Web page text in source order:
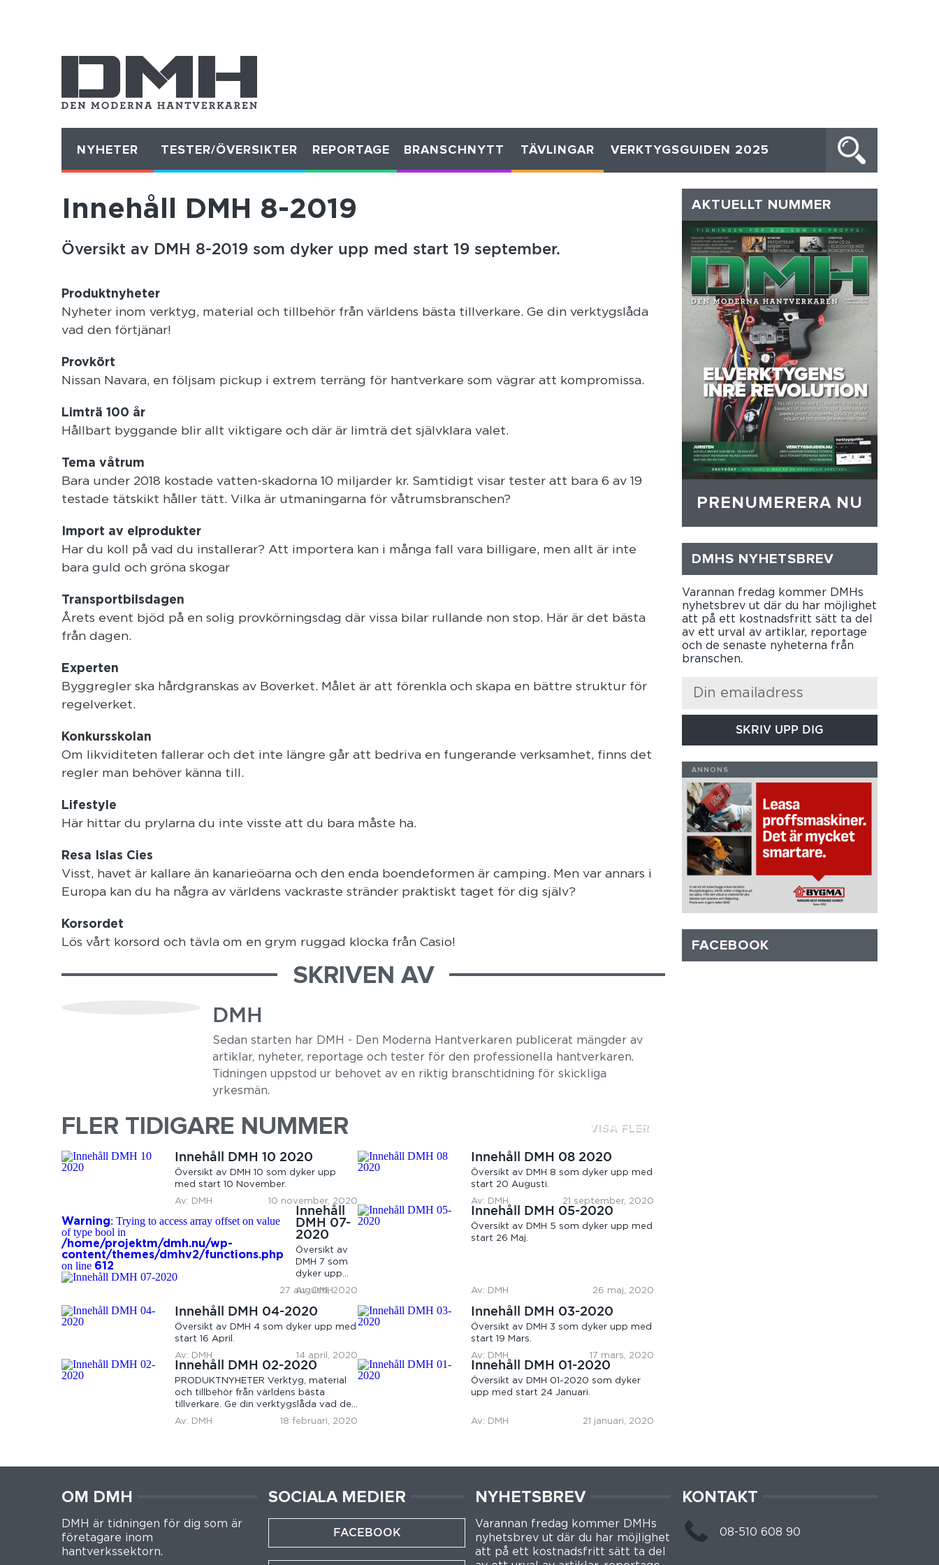
NYHETER TESTER/ÖVERSIKTER REPORTAGE BRANSCHNYTT TÄVLINGAR VERKTYGSGUIDEN 2025
Innehåll DMH 8-2019
Översikt av DMH 8-2019 som dyker upp med start 19 september.
Produktnyheter
Nyheter inom verktyg, material och tillbehör från världens bästa tillverkare. Ge din verktygslåda
vad den förtjänar!
Provkört
Nissan Navara, en följsam pickup i extrem terräng för hantverkare som vägrar att kompromissa.
Limträ 100 år
Hållbart byggande blir allt viktigare och där är limträ det självklara valet.
Tema våtrum
Bara under 2018 kostade vatten-skadorna 10 miljarder kr. Samtidigt visar tester att bara 6 av 19
testade tätskikt håller tätt. Vilka är utmaningarna för våtrumsbranschen?
mport av elprodukter
Har du koll på vad du installerar? Att importera kan i många fall vara billigare, men allt är inte
bara guld och gröna skogar
Transportbilsdagen
Årets event bjöd på en solig provkörningsdag där vissa bilar rullande non stop. Här är det bästa
från dagen.
Experten
Byggregler ska hårdgranskas av Boverket. Målet är att förenkla och skapa en bättre struktur för
regelverket.
Konkursskolan
Om likviditeten fallerar och det inte längre går att bedriva en fungerande verksamhet, finns det
regler man behöver känna till.
Lifestyle
Här hittar du prylarna du inte visste att du bara måste ha.
Resa Islas Cies
Visst, havet är kallare än kanarieöarna och den enda boendeformen är camping. Men var annars i
Europa kan du ha några av världens vackraste stränder praktiskt taget för dig själv?
Korsordet
Lös vårt korsord och tävla om en grym ruggad klocka från Casio!
SKRIVEN AV
DMH
Sedan starten har DMH - Den Moderna Hantverkaren publicerat mängder av
artiklar, nyheter, reportage och tester för den professionella hantverkaren.
Tidningen uppstod ur behovet av en riktig branschtidning för skickliga
yrkesmän.
FLER TIDIGARE NUMMER VISA FLER
Innehåll DMH 10 2020
Översikt av DMH 10 som dyker upp
med start 10 November.
Av: DMH
10 november, 2020
Innehåll DMH 08 2020
Översikt av DMH 8 som dyker upp med
start 20 Augusti.
Av: DMH
21 september, 2020
Warning: Trying to access array offset on value
of type bool in
/home/projektm/dmh.nu/wp-
content/themes/dmhv2/functions.php
on line 612
Innehåll
DMH 07-
2020
Översikt av
DMH 7 som
dyker upp
med start 20
Augusti.
Av: DMH
27 augusti, 2020
Innehåll DMH 05-2020
Översikt av DMH 5 som dyker upp med
start 26 Maj.
Av: DMH 26 maj, 2020
Innehåll DMH 04-2020
Översikt av DMH 4 som dyker upp med
start 16 April.
Av: DMH
14 april, 2020
Innehåll DMH 03-2020
Översikt av DMH 3 som dyker upp med
start 19 Mars.
Av: DMH
17 mars, 2020
Innehåll DMH 02-2020
PRODUKTNYHETER Verktyg, material
och tillbehör från världens bästa
tillverkare. Ge din verktygslåda vad den
förtjänar! EISENWARE...
Av: DMH 18 februari, 2020
Innehåll DMH 01-2020
Översikt av DMH 01-2020 som dyker
upp med start 24 Januari.
Av: DMH 21 januari, 2020
AKTUELLT NUMMER
PRENUMERERA NU
DMHS NYHETSBREV
Varannan fredag kommer DMHs
nyhetsbrev ut där du har möjlighet
att på ett kostnadsfritt sätt ta del
av ett urval av artiklar, reportage
och de senaste nyheterna från
branschen.
SKRIV UPP DIG
FACEBOOK
OM DMH
DMH är tidningen för dig som är
företagare inom
hantverkssektorn.
SOCIALA MEDIER
FACEBOOK
NYHETSBREV
Varannan fredag kommer DMHs
nyhetsbrev ut där du har möjlighet
att på ett kostnadsfritt sätt ta del
KONTAKT
08-510 608 90